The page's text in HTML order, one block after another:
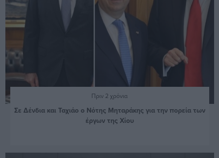
Πριν 2 χρόνια
Σε Δένδια και Ταχιάο ο Νότης Μηταράκης για την πορεία των
έργων της Χίου